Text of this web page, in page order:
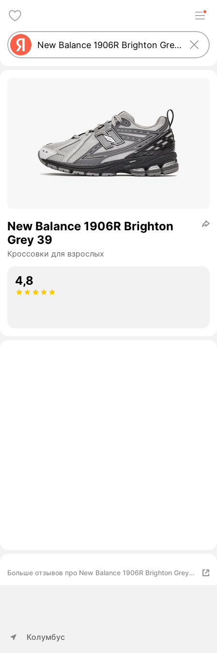
New Balance 1906R Brighton
Grey 39
Кроссовки для взрослых
4,8
Больше отзывов про New Balance 1906R Brighton Grey
Колумбус